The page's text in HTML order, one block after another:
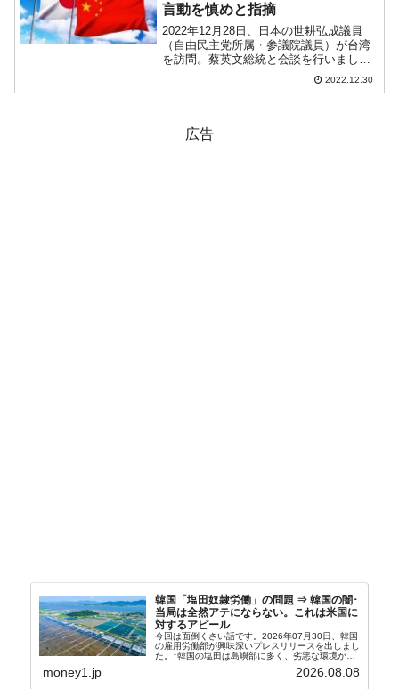
言動を慎めと指摘
2022年12月28日、日本の世耕弘成議員
（自由民主党所属・参議院議員）が台湾
を訪問。蔡英文総統と会談を行いました
が、蔡英文総統は日本の国家安全保障戦
略など安保3文書改定について評価し、
2022.12.30
広告
韓国「塩田奴隷労働」の問題 ⇒ 韓国の闇･
当局は全然アテにならない。これは米国に
対するアピール
今回は面倒くさい話です。2026年07月30日、韓国
の雇用労働部が興味深いプレスリリースを出しまし
た。↑韓国の塩田は島嶼部に多く、劣悪な環境が一
たといわれます（後述）。これは、いわゆる「塩田
money1.jp 2026.08.08